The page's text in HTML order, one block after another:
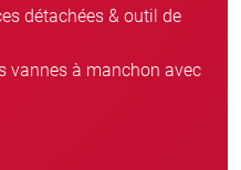
détachées & outil de
vannes à manchon avec